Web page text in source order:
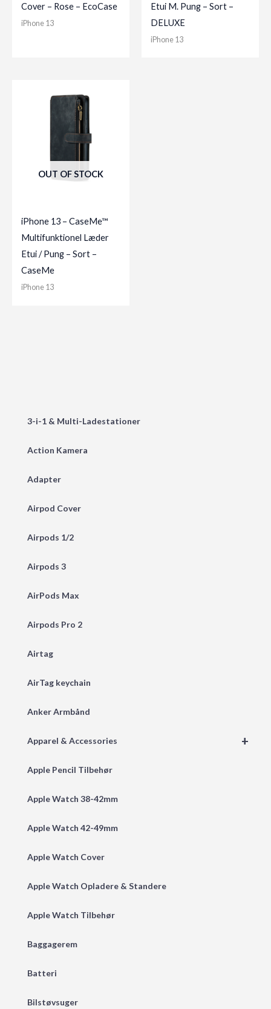
3-i-1 & Multi-Ladestationer
Action Kamera
Adapter
Airpod Cover
Airpods 1/2
Airpods 3
AirPods Max
Airpods Pro 2
Airtag
AirTag keychain
Anker Armbånd
+
Apparel & Accessories
Apple Pencil Tilbehør
Apple Watch 38-42mm
Apple Watch 42-49mm
Apple Watch Cover
Apple Watch Opladere & Standere
Apple Watch Tilbehør
Baggagerem
Batteri
Bilstøvsuger
Cover – Rose – EcoCase
iPhone 13
Etui M. Pung – Sort –
DELUXE
iPhone 13
OUT OF STOCK
iPhone 13 – CaseMe™
Multifunktionel Læder
Etui / Pung – Sort –
CaseMe
iPhone 13